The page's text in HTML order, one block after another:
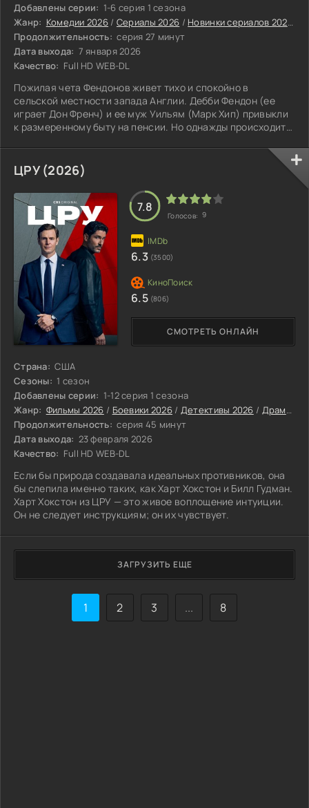
Добавлены серии: 1-6 серия 1 сезона
Жанр: Комедии 2026 / Сериалы 2026 / Новинки сериалов 2026
Продолжительность: серия 27 минут
Дата выхода: 7 января 2026
Качество: Full HD WEB-DL
Пожилая чета Фендонов живет тихо и спокойно в
сельской местности запада Англии. Дебби Фендон (ее
играет Дон Френч) и ее муж Уильям (Марк Хип) привыкли
к размеренному быту на пенсии. Но однажды происходит
постоянно тревожится за здоровье пациентов — и по
ошибке объявляет Уильяма мертвым, хотя тот просто
крепко спал. Мало того, она оформляет официальное
свидетельство о кончине. Получив бумагу, Дебби
решается на отчаянный поступок: оформить
ЦРУ (2026)
Страна: США
Сезоны: 1 сезон
Добавлены серии: 1-12 серия 1 сезона
Жанр: Фильмы 2026 / Боевики 2026 / Детективы 2026 / Драмы 2026
Продолжительность: серия 45 минут
Дата выхода: 23 февраля 2026
Качество: Full HD WEB-DL
Если бы природа создавала идеальных противников, она
бы слепила именно таких, как Харт Хокстон и Билл Гудман.
Харт Хокстон из ЦРУ — это живое воплощение интуиции.
Он не следует инструкциям; он их чувствует.
СМОТРЕТЬ ОНЛАЙН
7.8
Голосов: 9
6.3 (3500)
6.5 (806)
ЗАГРУЗИТЬ ЕЩЕ
1 2 3 ... 8